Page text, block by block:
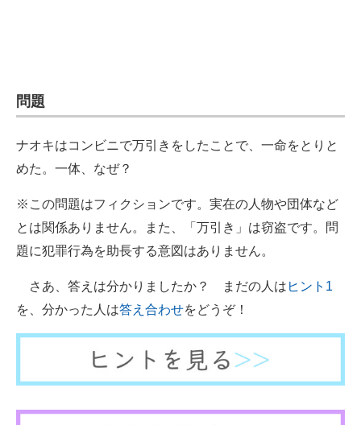
問題
ナオキはコンビニで万引きをしたことで、一命をとりと
めた。一体、なぜ？
※この問題はフィクションです。実在の人物や団体など
とは関係ありません。また、「万引き」は窃盗です。問
題に犯罪行為を助長する意図はありません。
さあ、答えは分かりましたか？ まだの人は ヒント1
を、分かった人は答え合わせをどうぞ！